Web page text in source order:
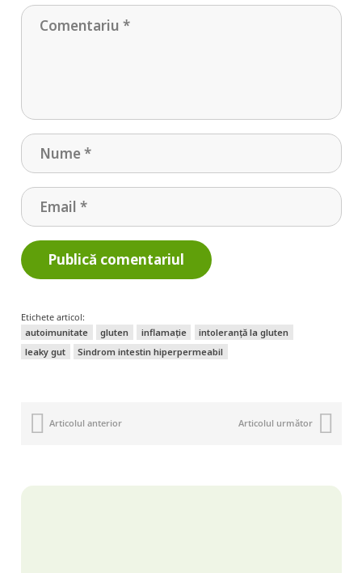
Publică comentariul
Etichete articol:
autoimunitate
gluten inflamație
intoleranță la gluten
leaky gut
Sindrom intestin hiperpermeabil
Articolul anterior Articolul următor